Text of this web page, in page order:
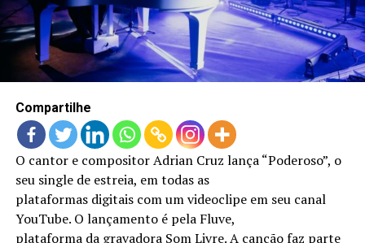
LANÇAMENTOS
Compartilhe
O cantor e compositor Adrian Cruz lança “Poderoso”, o
seu single de estreia, em todas as
plataformas digitais com um videoclipe em seu canal
YouTube. O lançamento é pela Fluve,
plataforma da gravadora Som Livre. A canção faz parte